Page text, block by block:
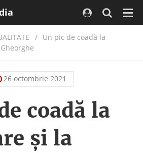
/ Un pic de coadă la
26 octombrie 2021
coadă la
și la